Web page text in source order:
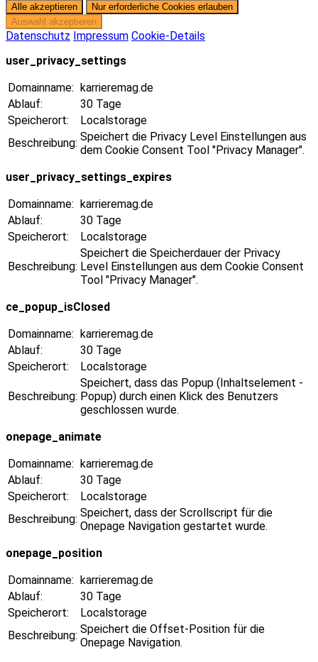
Datenschutz Impressum Cookie-Details
user_privacy_settings
Domainname: karrieremag.de
Ablauf:
30 Tage
Speicherort:
Localstorage
Beschreibung: Speichert die Privacy Level Einstellungen aus
dem Cookie Consent Tool "Privacy Manager".
user_privacy_settings_expires
Domainname: karrieremag.de
Ablauf:
30 Tage
Speicherort:
Localstorage
Beschreibung:
Speichert die Speicherdauer der Privacy
Level Einstellungen aus dem Cookie Consent
Tool "Privacy Manager".
ce_popup_isClosed
Domainname: karrieremag.de
Ablauf:
30 Tage
Speicherort:
Localstorage
Beschreibung:
Speichert, dass das Popup (Inhaltselement -
Popup) durch einen Klick des Benutzers
geschlossen wurde.
onepage_animate
Domainname: karrieremag.de
Ablauf:
30 Tage
Speicherort:
Localstorage
Beschreibung: Speichert, dass der Scrollscript für die
Onepage Navigation gestartet wurde.
onepage_position
Domainname: karrieremag.de
Ablauf:
30 Tage
Speicherort:
Localstorage
Beschreibung: Speichert die Offset-Position für die
Onepage Navigation.